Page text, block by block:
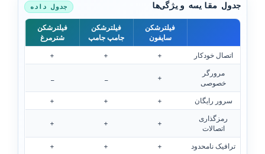
جدول مقایسه ویژگی‌ها جدول داده
فیلترشکن
سایفون
فیلترشکن
جامپ جامپ
فیلترشکن
شترمرغ
اتصال خودکار
+
+
+
مرورگر
خصوصی
+
سرور رایگان +
+
+
رمزگذاری
اتصالات
+
+
+
ترافیک نامحدود +
+
+